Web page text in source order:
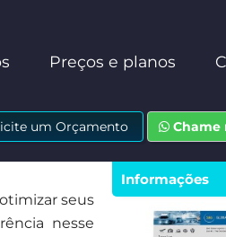
Preços e planos
um Orçamento Chame
seus
nesse
Informações